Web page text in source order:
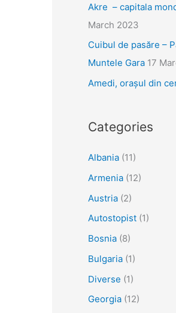
Akre – capitala
March 2023
Cuibul de pasăre –
Muntele Gara 17
Amedi, orașul din
Categories
Albania(11)
Armenia(12)
Austria(2)
Autostopist(1)
Bosnia(8)
Bulgaria(1)
Diverse (1)
Georgia(12)